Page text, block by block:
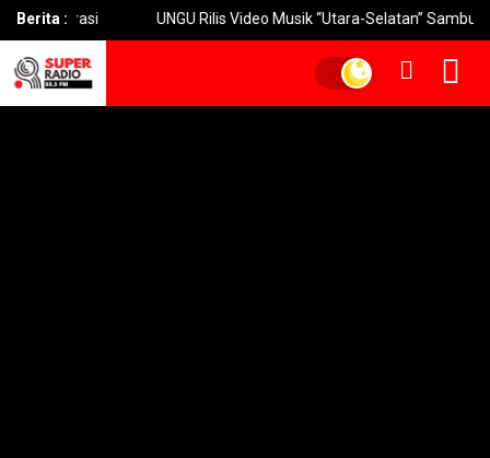
Berita : UNGU Rilis Video Musik “Utara-Selatan” Sambut Konser 30